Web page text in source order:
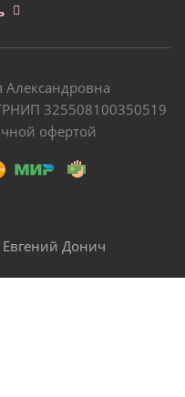
Александровна
325508100350519
офертой
Евгений Донич